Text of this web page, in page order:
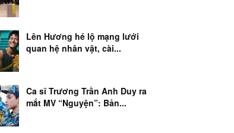
Lên Hương hé lộ mạng lưới
quan hệ nhân vật, cài...
Ca sĩ Trương Trần Anh Duy ra
mắt MV “Nguyện”: Bản...